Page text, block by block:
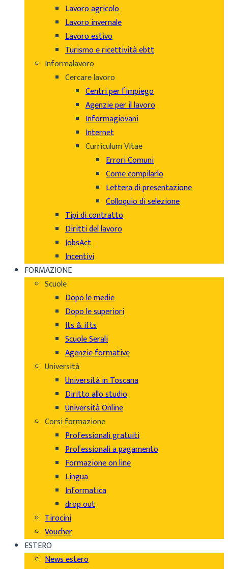
Lavoro agricolo
Lavoro invernale
Lavoro estivo
Turismo e ricettività ebtt
Informalavoro
Cercare lavoro
Centri per l’impiego
Agenzie per il lavoro
Informagiovani
Internet
Curriculum Vitae
Errori Comuni
Come compilarlo
Lettera di presentazione
Colloquio di selezione
Tipi di contratto
Diritti del lavoro
JobsAct
Incentivi
FORMAZIONE
Scuole
Dopo le medie
Dopo le superiori
Its & ifts
Scuole Serali
Agenzie formative
Università
Università in Toscana
Diritto allo studio
Università Online
Corsi formazione
Professionali gratuiti
Professionali a pagamento
Formazione on line
Lingua
Informatica
drop out
Tirocini
Voucher
ESTERO
News estero